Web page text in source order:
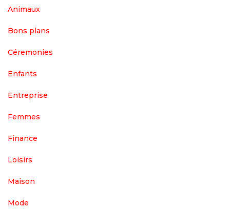
Animaux
Bons plans
Céremonies
Enfants
Entreprise
Femmes
Finance
Loisirs
Maison
Mode